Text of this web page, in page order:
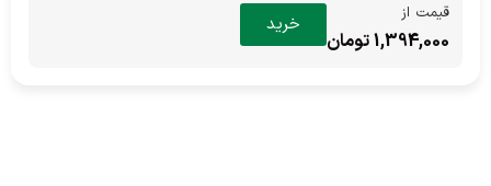
قیمت از
1,394,000 تومان
خرید